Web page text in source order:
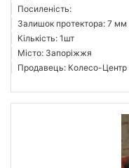
Посиленість:
Залишок протектора: 7 мм
Кількість: 1шт
Місто: Запоріжжя
Продавець: Колесо-Центр
Скинути